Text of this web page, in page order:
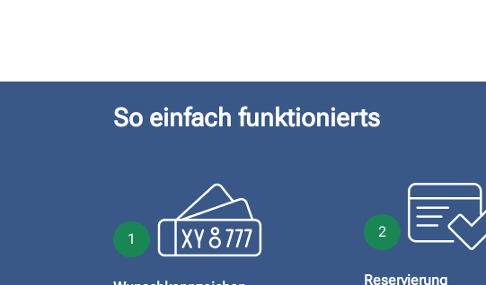
So einfach funktionierts
1 2
Reservierung